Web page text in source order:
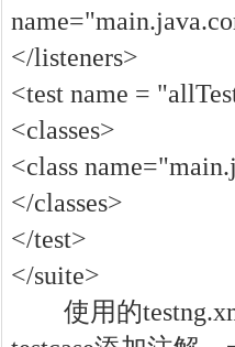
</listeners>
<test name =
<classes>
<class
</classes>
</test>
</suite>
使用的